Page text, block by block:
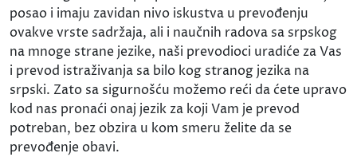
posao i imaju zavidan nivo iskustva u prevođenju
ovakve vrste sadržaja, ali i naučnih radova sa srpskog
na mnoge strane jezike, naši prevodioci uradiće za Vas
i prevod istraživanja sa bilo kog stranog jezika na
srpski. Zato sa sigurnošću možemo reći da ćete upravo
kod nas pronaći onaj jezik za koji Vam je prevod
potreban, bez obzira u kom smeru želite da se
prevođenje obavi.